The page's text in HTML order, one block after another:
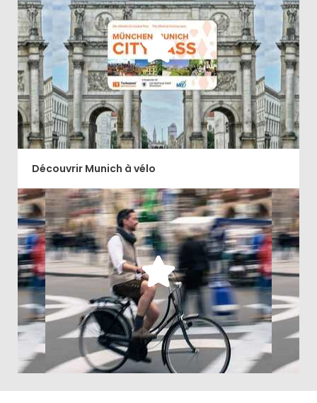
Le Pass Munich est le meilleur moyen d'optimiser
son séjour à Munich en faisant des économies
significatives sur les principales visites
Découvrir
Découvrir Munich à vélo
Comment créer votre circuit pour explorer Munich à
vélo?
Découvrir